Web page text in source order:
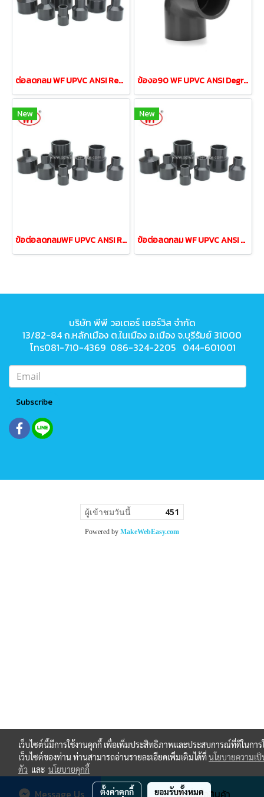
สั่งซื้อสินค้า
Message Us
ต่อลดกลม WF UPVC ANSI Reducing Coupling 1-1/2"ลด 1/2" ข้องอ90 WF UPVC ANSI Degree Elbow ขนาด 4"DN100
New
ข้อต่อลดกลมWF UPVC ANSI Reducing Coupling 1-1/4"ลด3/4"
New
ข้อต่อลดกลม WF UPVC ANSI Reducing Coupling 3/4"ลด1/2"
บริษัท พีพี วอเตอร์ เซอร์วิส จำกัด
13/82-84 ถ.หลักเมือง ต.ในเมือง อ.เมือง จ.บุรีรัมย์ 31000
โทร081-710-4369 086-324-2205 044-601001
Subscribe
ผู้เข้าชมวันนี้ 451
Powered by MakeWebEasy.com
เว็บไซต์นี้มีการใช้งานคุกกี้ เพื่อเพิ่มประสิทธิภาพและประสบการณ์ที่ดีในการ
เว็บไซต์ของท่าน ท่านสามารถอ่านรายละเอียดเพิ่มเติมได้ที่นโยบายความเ
ตัว และ นโยบายคุกกี้
ตั้งค่าคุกกี้ ยอมรับทั้งหมด